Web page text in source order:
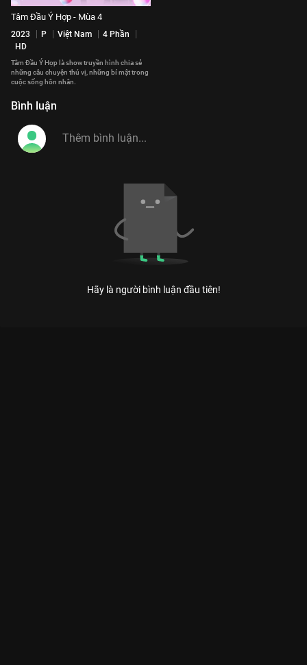
Tâm Đầu Ý Hợp - Mùa 4
2023 P Việt Nam
4 Phần
HD
Tâm Đầu Ý Hợp là show truyền hình chia sẻ
những câu chuyện thú vị, những bí mật trong
cuộc sống hôn nhân.
Bình luận
Hãy là người bình luận đầu tiên!